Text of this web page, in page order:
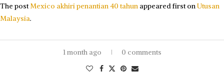
The postMexico akhiri penantian 40 tahun appeared first onUtusan
Malaysia.
1 month ago 0 comments